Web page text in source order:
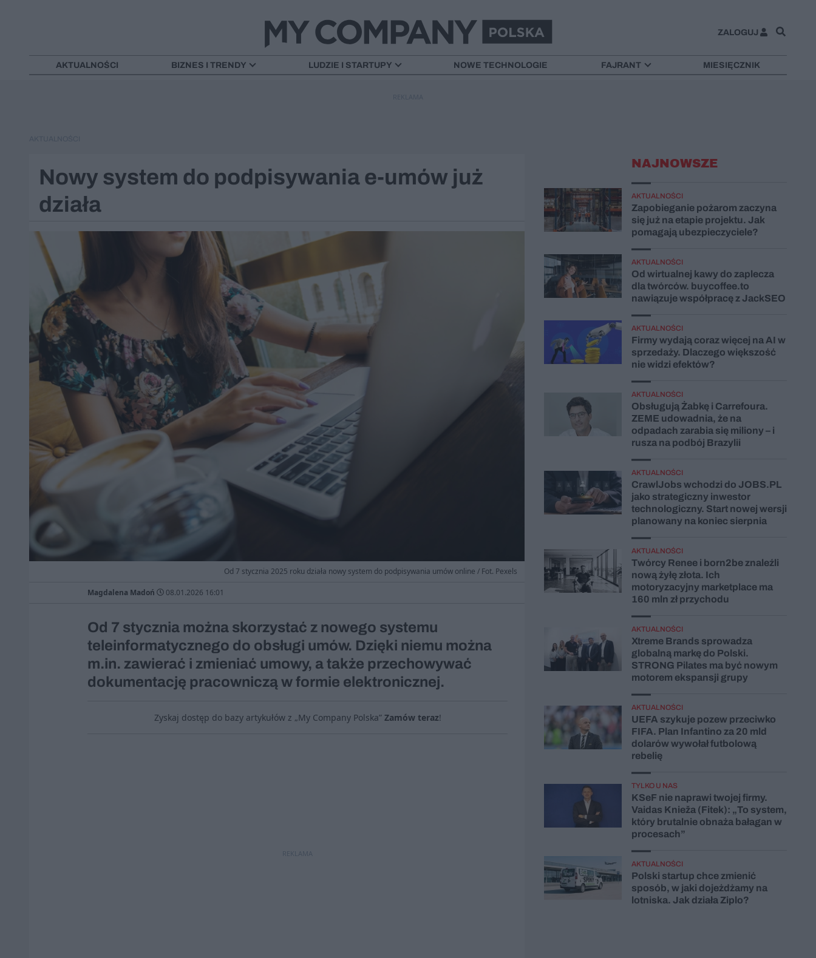
ZALOGUJ
AKTUALNOŚCI BIZNES I TRENDY LUDZIE I STARTUPY NOWE TECHNOLOGIE FAJRANT MIESIĘCZNIK
Nowy system do podpisywania e-umów już
działa
Od 7 stycznia 2025 roku działa nowy system do podpisywania umów online / Fot. Pexels
Magdalena Madoń 08.01.2026 16:01
Od 7 stycznia można skorzystać z nowego systemu
teleinformatycznego do obsługi umów. Dzięki niemu można
m.in. zawierać i zmieniać umowy, a także przechowywać
dokumentację pracowniczą w formie elektronicznej.
Zyskaj dostęp do bazy artykułów z „My Company Polska” Zamów teraz!
REKLAMA
NAJNOWSZE
AKTUALNOŚCI
Zapobieganie pożarom zaczyna
się już na etapie projektu. Jak
pomagają ubezpieczyciele?
AKTUALNOŚCI
Od wirtualnej kawy do zaplecza
dla twórców. buycoffee.to
nawiązuje współpracę z JackSEO
AKTUALNOŚCI
Firmy wydają coraz więcej na AI w
sprzedaży. Dlaczego większość
nie widzi efektów?
AKTUALNOŚCI
Obsługują Żabkę i Carrefoura.
ZEME udowadnia, że na
odpadach zarabia się miliony – i
rusza na podbój Brazylii
AKTUALNOŚCI
CrawlJobs wchodzi do JOBS.PL
jako strategiczny inwestor
technologiczny. Start nowej wersji
planowany na koniec sierpnia
AKTUALNOŚCI
Twórcy Renee i born2be znaleźli
nową żyłę złota. Ich
motoryzacyjny marketplace ma
160 mln zł przychodu
AKTUALNOŚCI
Xtreme Brands sprowadza
globalną markę do Polski.
STRONG Pilates ma być nowym
motorem ekspansji grupy
AKTUALNOŚCI
UEFA szykuje pozew przeciwko
FIFA. Plan Infantino za 20 mld
dolarów wywołał futbolową
rebelię
TYLKO U NAS
KSeF nie naprawi twojej firmy.
Vaidas Knieža (Fitek): „To system,
który brutalnie obnaża bałagan w
procesach”
AKTUALNOŚCI
Polski startup chce zmienić
sposób, w jaki dojeżdżamy na
lotniska. Jak działa Ziplo?